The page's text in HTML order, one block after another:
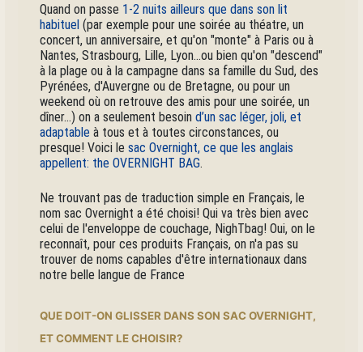
Quand on passe 1-2 nuits ailleurs que dans son lit
habituel (par exemple pour une soirée au théatre, un
concert, un anniversaire, et qu'on "monte" à Paris ou à
Nantes, Strasbourg, Lille, Lyon...ou bien qu'on "descend"
à la plage ou à la campagne dans sa famille du Sud, des
Pyrénées, d'Auvergne ou de Bretagne, ou pour un
weekend où on retrouve des amis pour une soirée, un
dîner...) on a seulement besoind’un sac léger, joli, et
adaptable à tous et à toutes circonstances, ou
presque! Voici lesac Overnight, ce que les anglais
appellent: the OVERNIGHT BAG.
Ne trouvant pas de traduction simple en Français, le
nom sac Overnight a été choisi! Qui va très bien avec
celui de l'enveloppe de couchage, NighTbag! Oui, on le
reconnaît, pour ces produits Français, on n'a pas su
trouver de noms capables d'être internationaux dans
notre belle langue de France
QUE DOIT-ON GLISSER DANS SON SAC OVERNIGHT,
ET COMMENT LE CHOISIR?